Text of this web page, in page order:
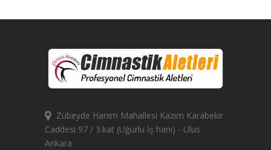
Zübeyde Hanım Mahallesi Kazım Karabekir
Caddesi 97 / 3.kat (Uğurlu İş hanı) - Ulus
Ankara